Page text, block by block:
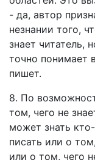
- да, автор
незнании того,
знает читатель,
точно понимает
пишет.
8. По
том, чего не
может знать
писать или о
или о том, чего